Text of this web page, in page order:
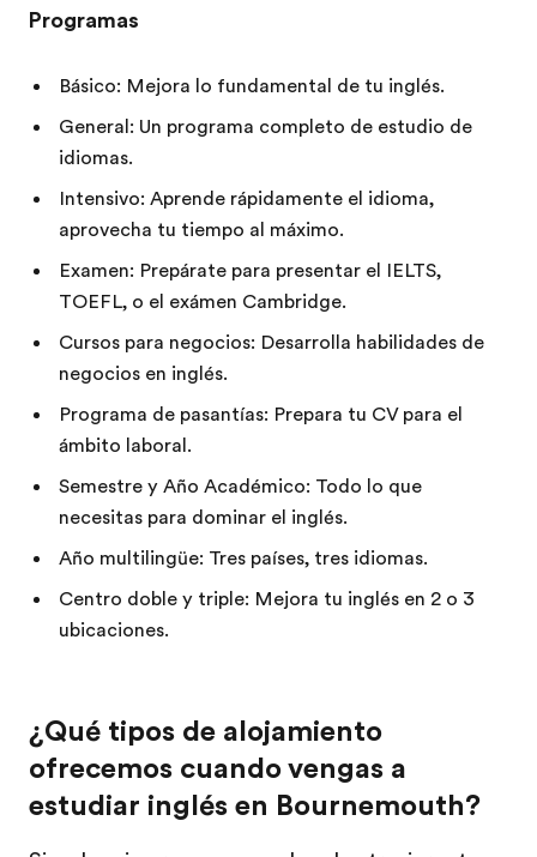
Programas
Básico: Mejora lo fundamental de tu inglés.
General: Un programa completo de estudio de
idiomas.
Intensivo: Aprende rápidamente el idioma,
aprovecha tu tiempo al máximo.
Examen: Prepárate para presentar el IELTS,
TOEFL, o el exámen Cambridge.
Cursos para negocios: Desarrolla habilidades de
negocios en inglés.
Programa de pasantías: Prepara tu CV para el
ámbito laboral.
Semestre y Año Académico: Todo lo que
necesitas para dominar el inglés.
Año multilingüe: Tres países, tres idiomas.
Centro doble y triple: Mejora tu inglés en 2 o 3
ubicaciones.
¿Qué tipos de alojamiento
ofrecemos cuando vengas a
estudiar inglés en Bournemouth?